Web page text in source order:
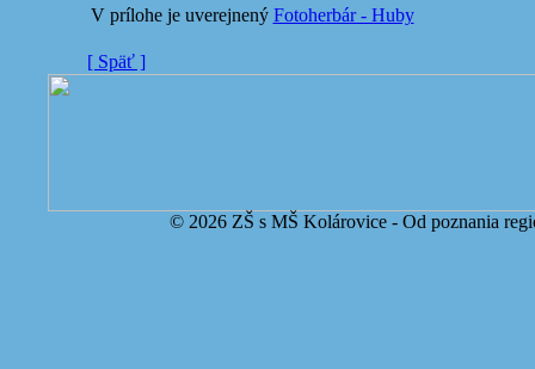
V prílohe je uverejnený Fotoherbár - Huby
[ Späť ]
© 2026 ZŠ s MŠ Kolárovice - Od poznania